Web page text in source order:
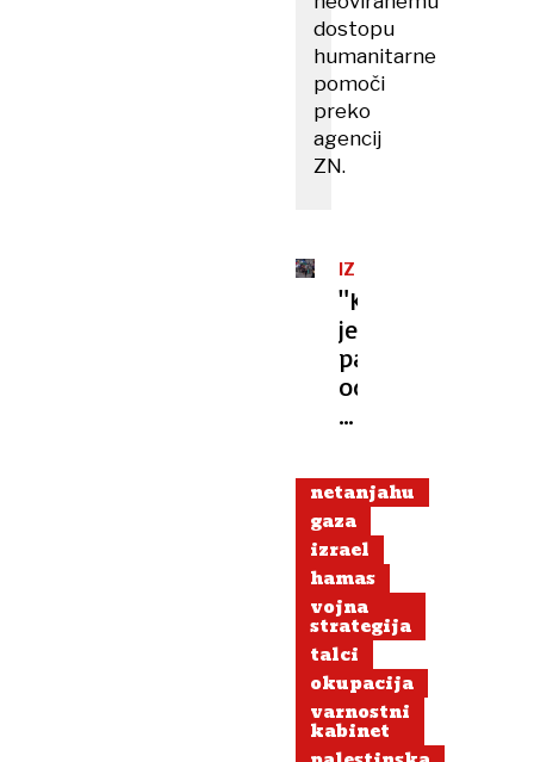
dostopu
humanitarne
pomoči
preko
agencij
ZN.
IZRAELSKA
VOJSKA
"Kocka
je
padla,
odločili
smo
za
popolno
okupacijo
Gaze"
netanjahu
gaza
izrael
hamas
vojna
strategija
talci
okupacija
varnostni
kabinet